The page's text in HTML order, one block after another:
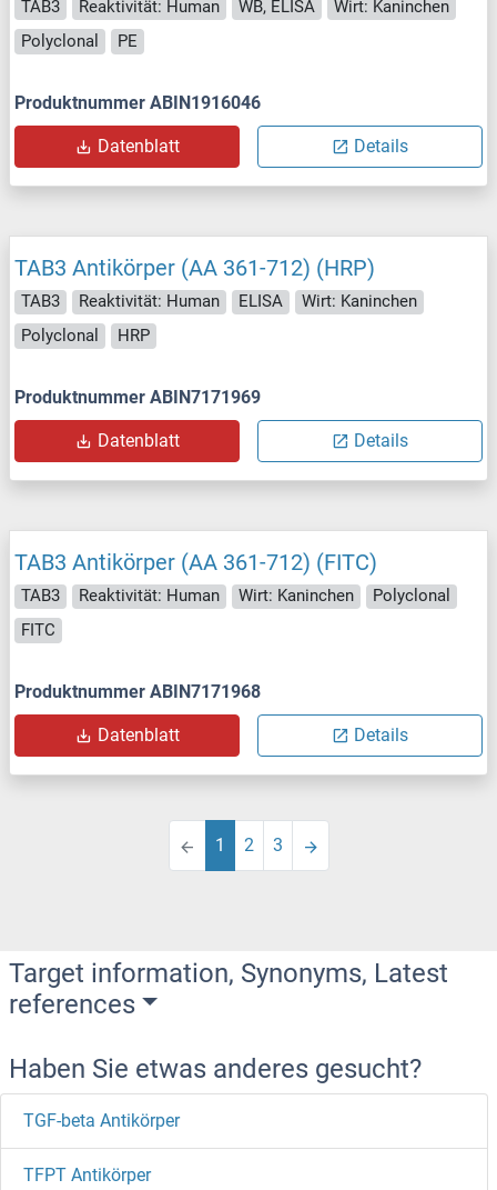
TAB3 Reaktivität: Human WB, ELISA
Wirt: Kaninchen
Polyclonal
PE
Produktnummer ABIN1916046
Datenblatt Details
TAB3 Antikörper (AA 361-712) (HRP)
TAB3 Reaktivität: Human ELISA
Wirt: Kaninchen
Polyclonal
HRP
Produktnummer ABIN7171969
Datenblatt Details
TAB3 Antikörper (AA 361-712) (FITC)
TAB3 Reaktivität: Human Wirt: Kaninchen
Polyclonal
FITC
Produktnummer ABIN7171968
Datenblatt Details
1 2 3
Target information, Synonyms, Latest
references
Haben Sie etwas anderes gesucht?
TGF-beta Antikörper
TFPT Antikörper